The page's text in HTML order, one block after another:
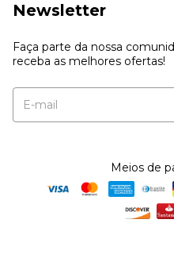
Newsletter
Faça parte da nossa
receba as melhores ofertas!
Meios de